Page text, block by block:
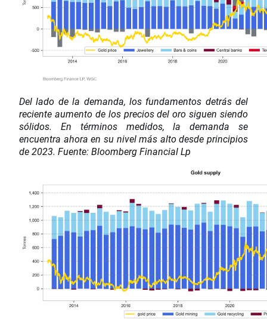
Del lado de la demanda, los fundamentos detrás del
reciente aumento de los precios del oro siguen siendo
sólidos. En términos medidos, la demanda se
encuentra ahora en su nivel más alto desde principios
de 2023. Fuente: Bloomberg Financial Lp